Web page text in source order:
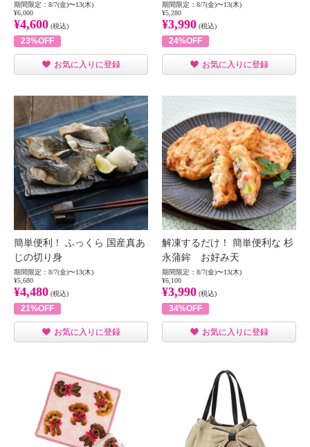
期間限定：8/7(金)〜13(木)
¥6,000
¥4,600 (税込)
23%OFF
お気に入りに登録
期間限定：8/7(金)〜13(木)
¥5,280
¥3,990 (税込)
24%OFF
お気に入りに登録
簡単便利！ ふっくら 国産真あ
じの切り身
期間限定：8/7(金)〜13(木)
¥5,680
¥4,480 (税込)
21%OFF
お気に入りに登録
解凍するだけ！ 簡単便利な 杉
永蒲鉾 お好み天
期間限定：8/7(金)〜13(木)
¥6,100
¥3,990 (税込)
34%OFF
お気に入りに登録